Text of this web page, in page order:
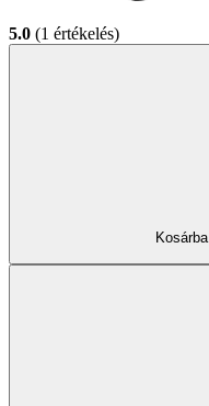
5.0 (1 értékelés)
Kosárba